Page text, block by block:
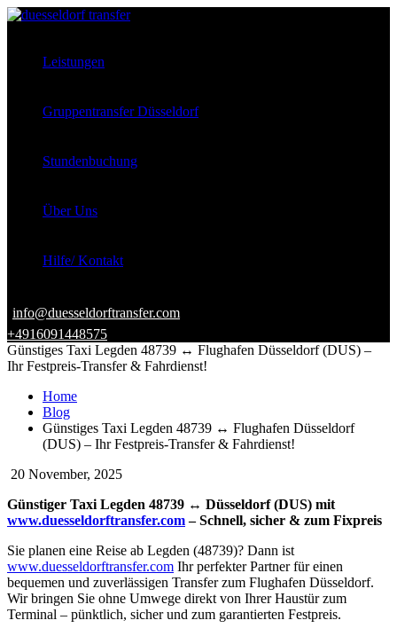
Leistungen
Gruppentransfer Düsseldorf
Stundenbuchung
Über Uns
Hilfe/ Kontakt
info@duesseldorftransfer.com
+4916091448575
Günstiges Taxi Legden 48739 ↔ Flughafen Düsseldorf (DUS) –
Ihr Festpreis-Transfer & Fahrdienst!
Home
Blog
Günstiges Taxi Legden 48739 ↔ Flughafen Düsseldorf
(DUS) – Ihr Festpreis-Transfer & Fahrdienst!
20 November, 2025
Günstiger Taxi Legden 48739 ↔ Düsseldorf (DUS) mit
www.duesseldorftransfer.com– Schnell, sicher & zum Fixpreis
Sie planen eine Reise ab Legden (48739)? Dann ist
www.duesseldorftransfer.com Ihr perfekter Partner für einen
bequemen und zuverlässigen Transfer zum Flughafen Düsseldorf.
Wir bringen Sie ohne Umwege direkt von Ihrer Haustür zum
Terminal – pünktlich, sicher und zum garantierten Festpreis.